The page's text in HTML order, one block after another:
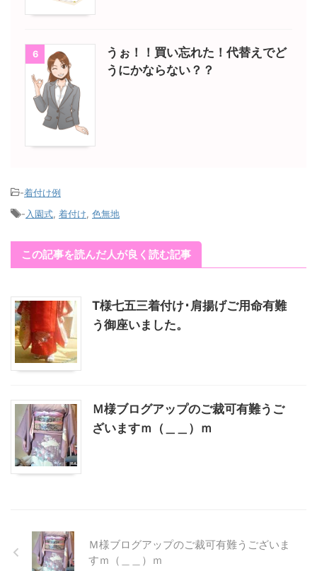
6
うぉ！！買い忘れた！代替えでど
うにかならない？？
-着付け例
- 入園式 着付け 色無地
この記事を読んだ人が良く読む記事
T様七五三着付け･肩揚げご用命有難
う御座いました。
Ｍ様ブログアップのご裁可有難うご
ざいますｍ（＿＿）ｍ
Ｍ様ブログアップのご裁可有難うございま
すｍ（＿＿）ｍ